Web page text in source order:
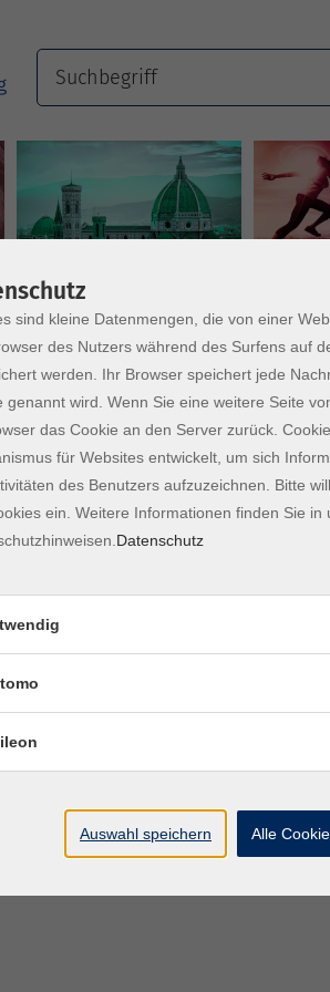
sind kleine Datenmengen, die von einer
des Nutzers während des Surfens auf
werden. Ihr Browser speichert jede
genannt wird. Wenn Sie eine weitere Seite
das Cookie an den Server zurück.
für Websites entwickelt, um sich
des Benutzers aufzuzeichnen. Bitte
ein. Weitere Informationen finden Sie in
Datenschutz
Auswahl speichern Alle